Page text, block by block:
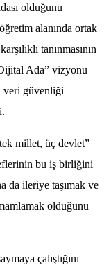
olduğunu
alanında ortak
tanınmasının
Ada” vizyonu
veri güvenliği
millet, üç devlet”
bu iş birliğini
da ileriye taşımak ve
olduğunu
çalıştığını